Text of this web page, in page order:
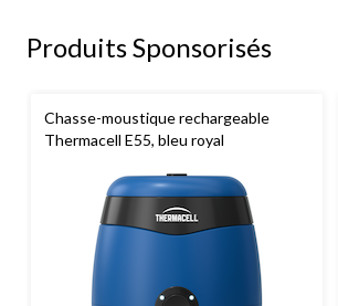
Produits Sponsorisés
Chasse-moustique rechargeable
Thermacell E55, bleu royal